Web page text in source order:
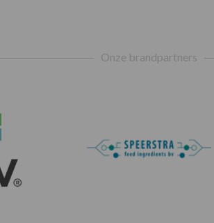
Onze brandpartners